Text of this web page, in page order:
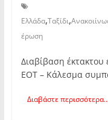
Ελλάδα,Ταξίδι,
έρωση
Διαβίβαση
ΕΟΤ – Κάλεσμα
Διαβάστε